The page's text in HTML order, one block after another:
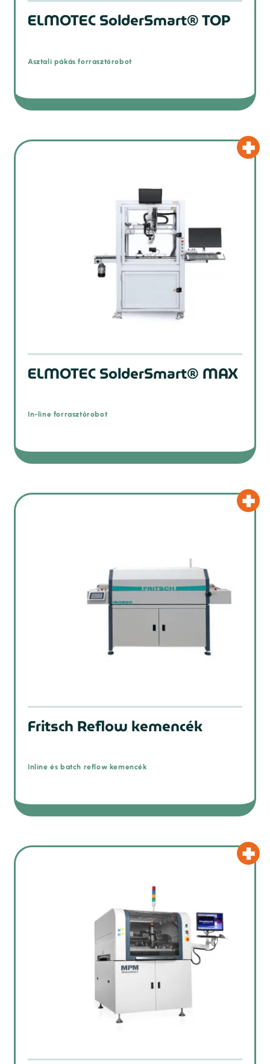
ELMOTEC SolderSmart® TOP
Asztali pákás forrasztórobot
ELMOTEC SolderSmart® MAX
In-line forrasztórobot
Fritsch Reflow kemencék
Inline és batch reflow kemencék